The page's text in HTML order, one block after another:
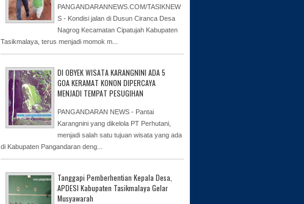
PANGANDARANNEWS.COM/TASIKNEW
S - Kondisi jalan di Dusun Ciranca Desa
Nagrog Kecamatan Cipatujah Kabupaten
Tasikmalaya, terus menjadi momok m...
DI OBYEK WISATA KARANGNINI ADA 5
GOA KERAMAT KONON DIPERCAYA
MENJADI TEMPAT PESUGIHAN
PANGANDARAN NEWS - Pantai
Karangnini yang dikelola PT Perhutani,
menjadi salah satu tujuan wisata yang ada
di Kabupaten Pangandaran deng...
Tanggapi Pemberhentian Kepala Desa,
APDESI Kabupaten Tasikmalaya Gelar
Musyawarah